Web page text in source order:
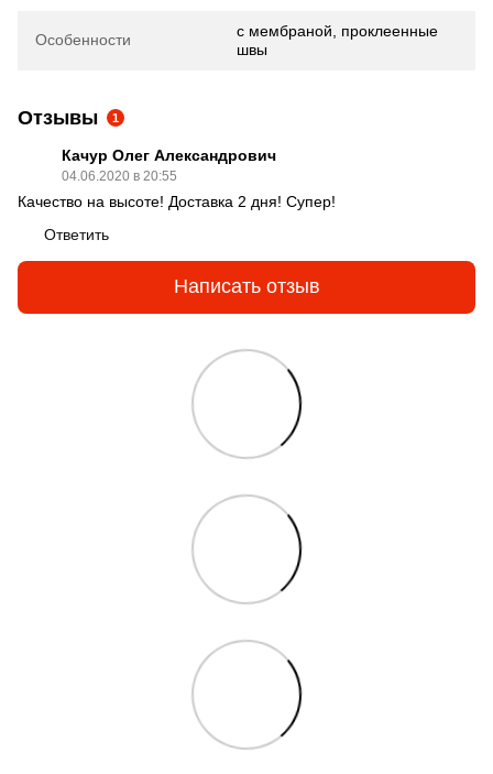
Особенности
с мембраной, проклеенные
швы
Отзывы 1
Качур Олег Александрович
04.06.2020 в 20:55
Качество на высоте! Доставка 2 дня! Супер!
Ответить
Написать отзыв